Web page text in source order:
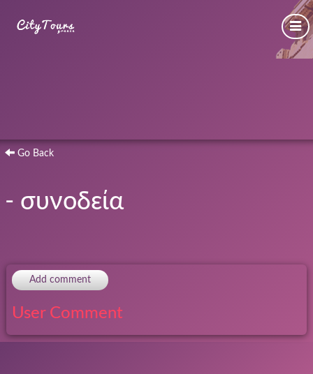
Go Back
- συνοδεία
Add comment
User Comment